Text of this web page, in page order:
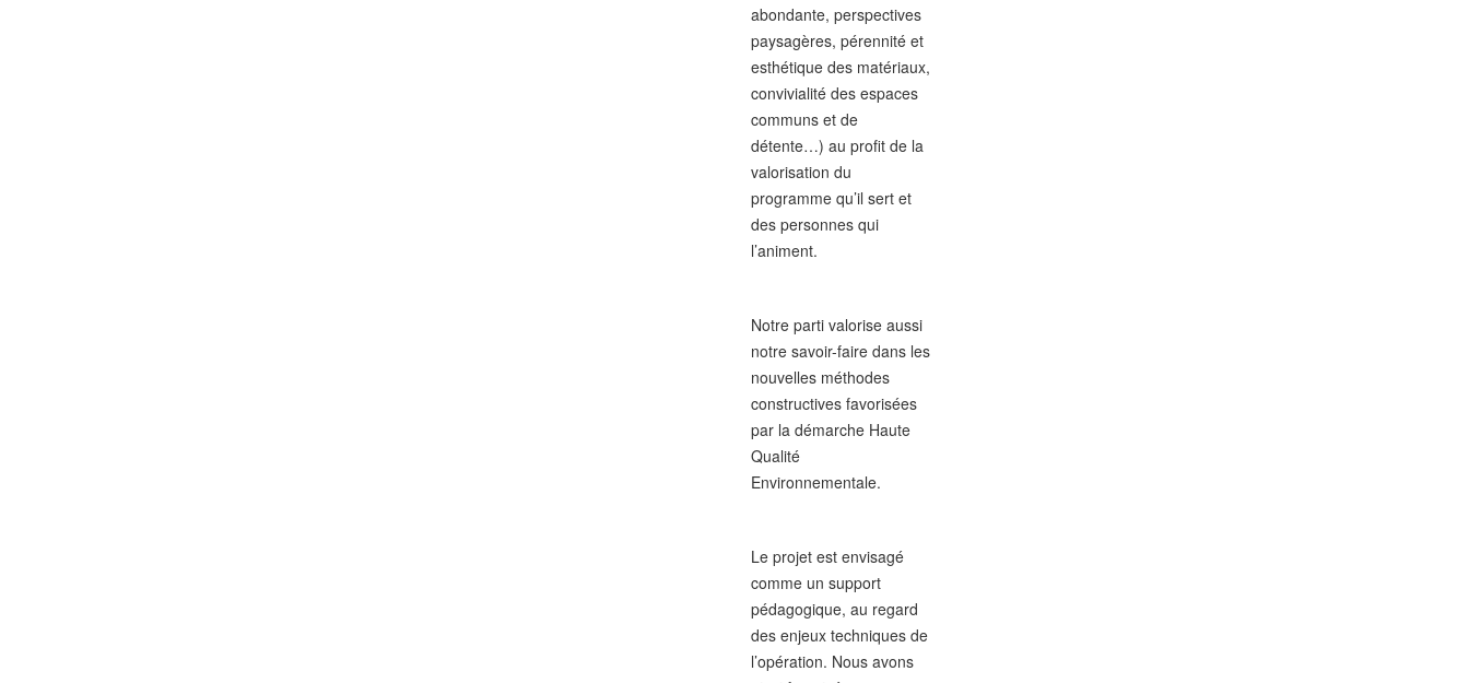
abondante, perspectives
paysagères, pérennité et
esthétique des matériaux,
convivialité des espaces
communs et de
détente…) au profit de la
valorisation du
programme qu’il sert et
des personnes qui
l’animent.
Notre parti valorise aussi
notre savoir-faire dans les
nouvelles méthodes
constructives favorisées
par la démarche Haute
Qualité
Environnementale.
Le projet est envisagé
comme un support
pédagogique, au regard
des enjeux techniques de
l’opération. Nous avons